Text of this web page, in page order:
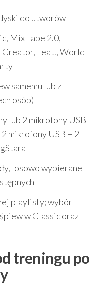
do utworów
Mix Tape 2.0,
Creator, Feat., World
samemu lub z
osób)
lub 2 mikrofony USB
mikrofony USB + 2
losowo wybierane
playlisty; wybór
w Classic oraz
treningu po